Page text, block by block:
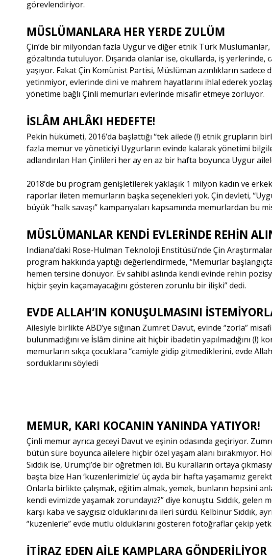
görevlendiriyor.
MÜSLÜMANLARA HER YERDE ZULÜM
Çin’de bir milyondan fazla Uygur ve diğer etnik Türk Müslümanlar,
gözaltında tutuluyor. Dışarıda olanlar ise, okullarda, iş yerlerinde,
yaşıyor. Fakat Çin Komünist Partisi, Müslüman azınlıkların sadece
yetinmiyor, evlerinde dini ve mahrem hayatlarını ihlal ederek
yönetime bağlı Çinli memurları evlerinde misafir etmeye zorluyor.
İSLÂM AHLÂKI HEDEFTE!
Pekin hükümeti, 2016’da başlattığı “tek ailede (!) etnik grupların
fazla memur ve yöneticiyi Uygurların evinde kalarak yönetimi
adlandırılan Han Çinlileri her ay en az bir hafta boyunca Uygur
2018’de bu program genişletilerek yaklaşık 1 milyon kadın ve
raporlar ileten memurların başka seçenekleri yok. Çin devleti, “
büyük “halk savaşı” kampanyaları kapsamında memurlardan bu
MÜSLÜMANLAR KENDİ EVLERİNDE REHİN
Indiana’daki Rose-Hulman Teknoloji Enstitüsü’nde Çin
program hakkında yaptığı değerlendirmede, “Memurlar
hemen tersine dönüyor. Ev sahibi aslında kendi evinde rehin
hiçbir şeyin kaçamayacağını gösteren zorunlu bir ilişki” dedi.
EVDE ALLAH’IN KONUŞULMASINI
Ailesiyle birlikte ABD’ye sığınan Zumret Davut, evinde “zorla”
bulunmadığını ve İslâm dinine ait hiçbir ibadetin yapılmadığını
memurların sıkça çocuklara “camiyle gidip gitmediklerini, evde
sorduklarını söyledi
MEMUR, KARI KOCANIN YANINDA YATIYOR!
Çinli memur ayrıca geceyi Davut ve eşinin odasında geçiriyor.
bütün süre boyunca ailelere hiçbir özel yaşam alanı bırakmıyor.
Sıddık ise, Urumçi’de bir öğretmen idi. Bu kuralların ortaya
başta bize Han ‘kuzenlerimizle’ üç ayda bir hafta yaşamamız
Onlarla birlikte çalışmak, eğitim almak, yemek, bunların hepsini
kendi evimizde yaşamak zorundayız?” diye konuştu. Sıddık, gelen
karşı kaba ve saygısız olduklarını da ileri sürdü. Kelbinur Sıddık,
“kuzenlerle” evde mutlu olduklarını gösteren fotoğraflar çekip
İTİRAZ EDEN AİLE KAMPLARA GÖNDERİLİYOR